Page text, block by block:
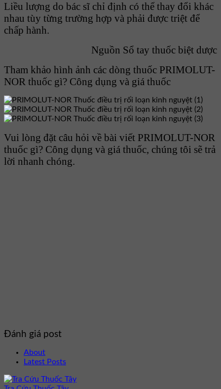
Liều lượng do bác sĩ chỉ định có thể thay đổi khác
nhau tùy từng trường hợp và phải được triệt để
chấp hành.
Nguồn Sổ tay thuốc biệt dược
Tham khảo hình ảnh các dòng thuốc PRIMOLUT-
NOR thuốc gì? Công dụng và giá thuốc
Vui lòng đặt câu hỏi về bài viết PRIMOLUT-NOR
thuốc gì? Công dụng và giá thuốc, chúng tôi sẽ trả
lời nhanh chóng.
Đánh giá post
About
Latest Posts